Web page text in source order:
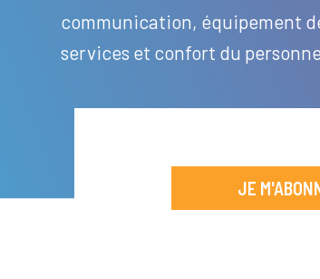
communication, équipement
services et confort du
JE